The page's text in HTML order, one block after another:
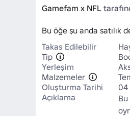
Gamefam x NFL
Bu öğe şu anda satılık
Takas Edilebilir
Tip
Yerleşim
Malzemeler
Oluşturma Tarihi
04
Açıklama